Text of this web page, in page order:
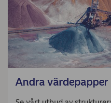
Andra värdepapper